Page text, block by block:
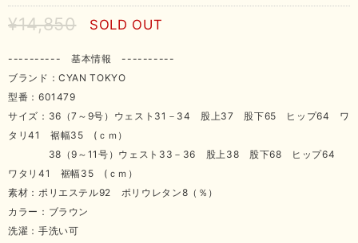
¥14,850 SOLD OUT
---------- 基本情報 ----------
ブランド：CYAN TOKYO
型番：601479
サイズ：36（7～9号）ウェスト31－34 股上37 股下65 ヒップ64 ワ
タリ41 裾幅35 (ｃｍ）
38（9～11号）ウェスト33－36 股上38 股下68 ヒップ64
ワタリ41 裾幅35 (ｃｍ）
素材：ポリエステル92 ポリウレタン8（％）
カラー：ブラウン
洗濯：手洗い可